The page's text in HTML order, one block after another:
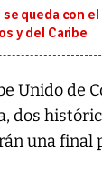
se queda con
y del Caribe
Unido de
dos
una final